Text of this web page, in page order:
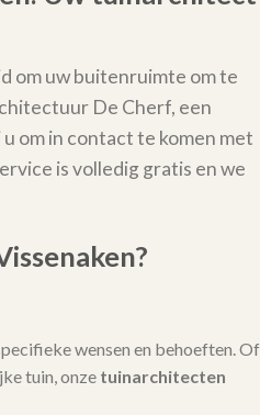
om uw buitenruimte om te
De Cherf, een
u om in contact te komen met
is volledig gratis en we
wensen en behoeften. Of
tuin, onze tuinarchitecten